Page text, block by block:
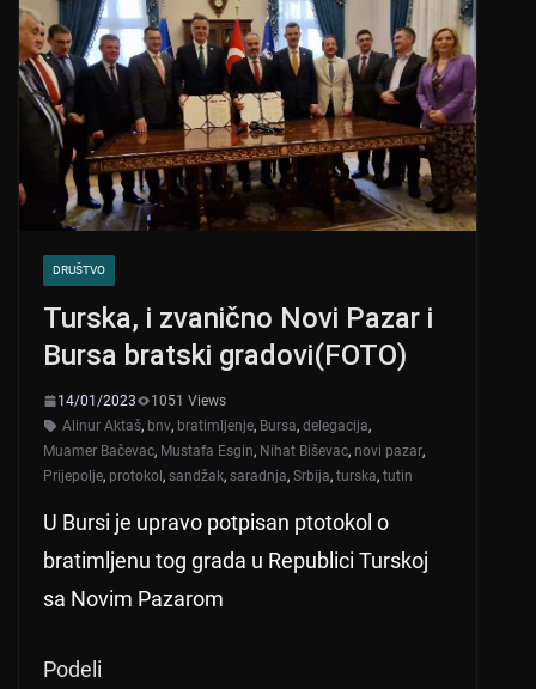
DRUŠTVO
Turska, i zvanično Novi Pazar i
Bursa bratski gradovi(FOTO)
14/01/2023
1051 Views
Alinur Aktaš, bnv, bratimljenje, Bursa, delegacija,
Muamer Bačevac, Mustafa Esgin, Nihat Biševac, novi pazar,
Prijepolje, protokol, sandžak, saradnja, Srbija, turska, tutin
U Bursi je upravo potpisan ptotokol o
bratimljenu tog grada u Republici Turskoj
sa Novim Pazarom
Podeli